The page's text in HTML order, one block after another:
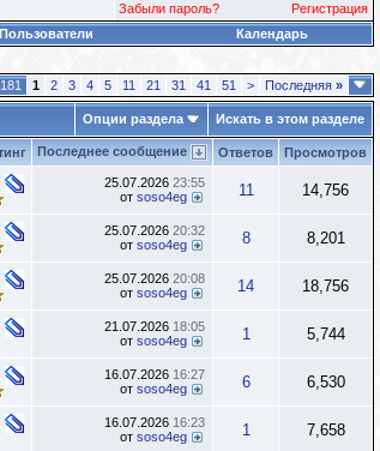
Забыли пароль?
Регистрация
Пользователи Календарь
1 2 3 4 5 11 21 31 41 51 > Последняя »
Опции раздела Искать в этом разделе
Последнее сообщение Ответов Просмотров
25.07.2026 23:55
от soso4eg 11 14,756
25.07.2026 20:32
от soso4eg 8 8,201
25.07.2026 20:08
от soso4eg 14 18,756
21.07.2026 18:05
от soso4eg 1 5,744
16.07.2026 16:27
от soso4eg 6 6,530
16.07.2026 16:23
от soso4eg 1 7,658